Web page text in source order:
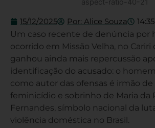
15/12/2025 Por: Alice Souza 14:35
Um caso recente de denúncia por
ocorrido em Missão Velha, no Cariri
ganhou ainda mais repercussão
identificação do acusado: o
como autor das ofensas é irmão
feminicídio e sobrinho de Maria da
Fernandes, símbolo nacional da
violência doméstica no Brasil.